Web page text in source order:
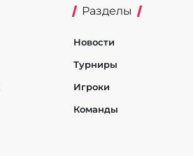
Разделы
Новости
Турниры
Игроки
Команды